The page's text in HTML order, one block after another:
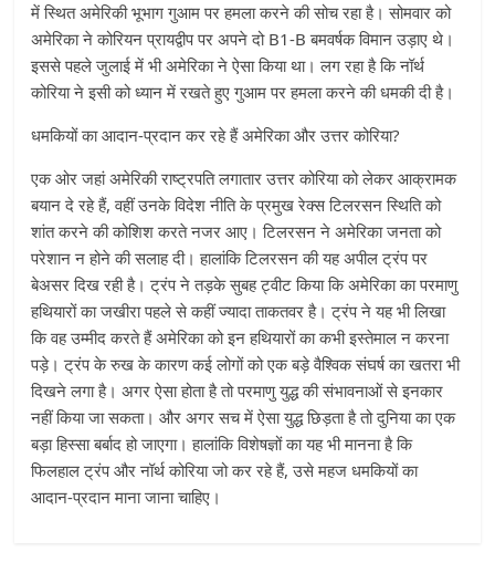
में स्थित अमेरिकी भूभाग गुआम पर हमला करने की सोच रहा है। सोमवार को
अमेरिका ने कोरियन प्रायद्वीप पर अपने दो B1-B बमवर्षक विमान उड़ाए थे।
इससे पहले जुलाई में भी अमेरिका ने ऐसा किया था। लग रहा है कि नॉर्थ
कोरिया ने इसी को ध्यान में रखते हुए गुआम पर हमला करने की धमकी दी है।
धमकियों का आदान-प्रदान कर रहे हैं अमेरिका और उत्तर कोरिया?
एक ओर जहां अमेरिकी राष्ट्रपति लगातार उत्तर कोरिया को लेकर आक्रामक
बयान दे रहे हैं, वहीं उनके विदेश नीति के प्रमुख रेक्स टिलरसन स्थिति को
शांत करने की कोशिश करते नजर आए। टिलरसन ने अमेरिका जनता को
परेशान न होने की सलाह दी। हालांकि टिलरसन की यह अपील ट्रंप पर
बेअसर दिख रही है। ट्रंप ने तड़के सुबह ट्वीट किया कि अमेरिका का परमाणु
हथियारों का जखीरा पहले से कहीं ज्यादा ताकतवर है। ट्रंप ने यह भी लिखा
कि वह उम्मीद करते हैं अमेरिका को इन हथियारों का कभी इस्तेमाल न करना
पड़े। ट्रंप के रुख के कारण कई लोगों को एक बड़े वैश्विक संघर्ष का खतरा भी
दिखने लगा है। अगर ऐसा होता है तो परमाणु युद्ध की संभावनाओं से इनकार
नहीं किया जा सकता। और अगर सच में ऐसा युद्ध छिड़ता है तो दुनिया का एक
बड़ा हिस्सा बर्बाद हो जाएगा। हालांकि विशेषज्ञों का यह भी मानना है कि
फिलहाल ट्रंप और नॉर्थ कोरिया जो कर रहे हैं, उसे महज धमकियों का
आदान-प्रदान माना जाना चाहिए।